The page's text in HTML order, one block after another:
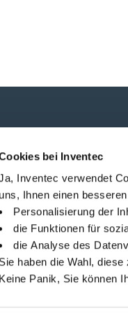
bei Inventec
Inventec verwendet
uns, Ihnen einen
Personalisierung der
die Funktionen für
die Analyse des
Sie haben die Wahl,
Keine Panik, Sie können
Newsletter in
Lageplan Über